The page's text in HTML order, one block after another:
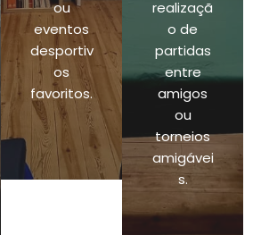
ou
eventos
desportiv
os
favoritos.
realizaçã
o de
partidas
entre
amigos
ou
torneios
amigávei
s.